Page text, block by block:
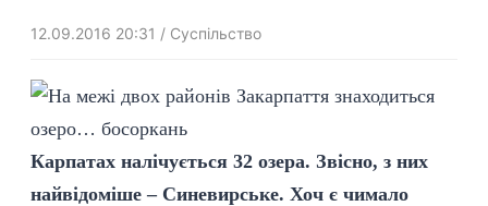
12.09.2016 20:31 / Суспільство
Карпатах налічується 32 озера. Звісно, з них
найвідоміше – Синевирське. Хоч є чимало